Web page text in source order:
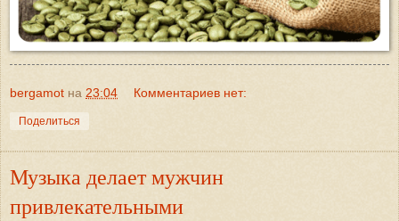
bergamot на 23:04 Комментариев нет:
Поделиться
Музыка делает мужчин
привлекательными